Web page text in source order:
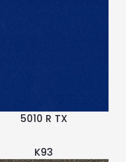
5010 R TX
K93